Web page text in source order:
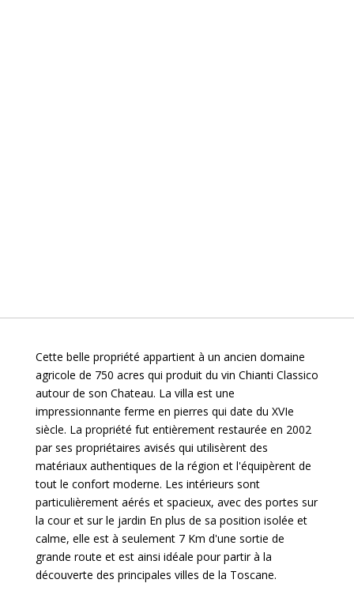
Cette belle propriété appartient à un ancien domaine
agricole de 750 acres qui produit du vin Chianti Classico
autour de son Chateau. La villa est une
impressionnante ferme en pierres qui date du XVIe
siècle. La propriété fut entièrement restaurée en 2002
par ses propriétaires avisés qui utilisèrent des
matériaux authentiques de la région et l'équipèrent de
tout le confort moderne. Les intérieurs sont
particulièrement aérés et spacieux, avec des portes sur
la cour et sur le jardin En plus de sa position isolée et
calme, elle est à seulement 7 Km d'une sortie de
grande route et est ainsi idéale pour partir à la
découverte des principales villes de la Toscane.